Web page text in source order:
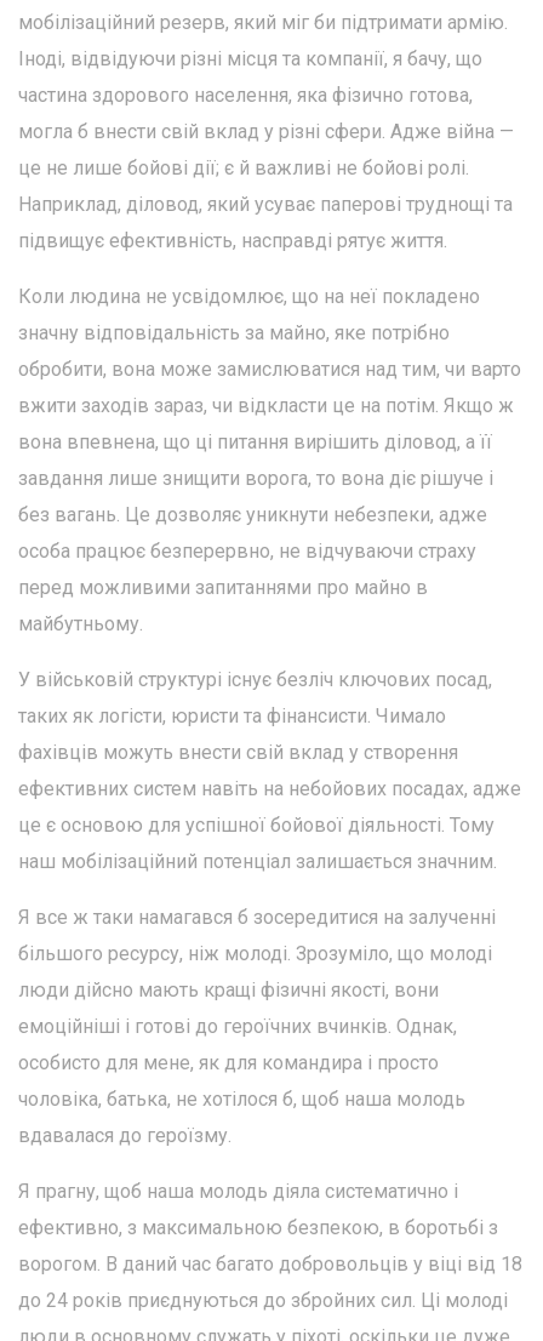
мобілізаційний резерв, який міг би підтримати армію.
Іноді, відвідуючи різні місця та компанії, я бачу, що
частина здорового населення, яка фізично готова,
могла б внести свій вклад у різні сфери. Адже війна —
це не лише бойові дії; є й важливі не бойові ролі.
Наприклад, діловод, який усуває паперові труднощі та
підвищує ефективність, насправді рятує життя.
Коли людина не усвідомлює, що на неї покладено
значну відповідальність за майно, яке потрібно
обробити, вона може замислюватися над тим, чи варто
вжити заходів зараз, чи відкласти це на потім. Якщо ж
вона впевнена, що ці питання вирішить діловод, а її
завдання лише знищити ворога, то вона діє рішуче і
без вагань. Це дозволяє уникнути небезпеки, адже
особа працює безперервно, не відчуваючи страху
перед можливими запитаннями про майно в
майбутньому.
У військовій структурі існує безліч ключових посад,
таких як логісти, юристи та фінансисти. Чимало
фахівців можуть внести свій вклад у створення
ефективних систем навіть на небойових посадах, адже
це є основою для успішної бойової діяльності. Тому
наш мобілізаційний потенціал залишається значним.
Я все ж таки намагався б зосередитися на залученні
більшого ресурсу, ніж молоді. Зрозуміло, що молоді
люди дійсно мають кращі фізичні якості, вони
емоційніші і готові до героїчних вчинків. Однак,
особисто для мене, як для командира і просто
чоловіка, батька, не хотілося б, щоб наша молодь
вдавалася до героїзму.
Я прагну, щоб наша молодь діяла систематично і
ефективно, з максимальною безпекою, в боротьбі з
ворогом. В даний час багато добровольців у віці від 18
до 24 років приєднуються до збройних сил. Ці молоді